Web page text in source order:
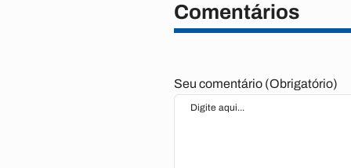
Comentários
Seu comentário (Obrigatório)